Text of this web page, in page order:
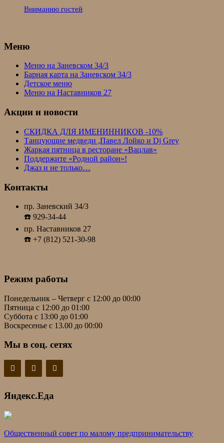
Вниманию гостей
Меню
Меню на Заневском 34/3
Барная карта на Заневском 34/3
Детское меню
Меню на Наставников 27
Акции и новости
СКИДКА ДЛЯ ИМЕНИННИКОВ -10%
Танцующие медведи ,Павел Лойко и Dj Grey
Жаркая пятница в ресторане «Вацлав»
Поддержите «Родной район»!
Джаз и не только…
Контакты
пр. Заневский 34/3
☎️ 929-34-44
пр. Наставников 27
☎️ +7 (812) 521-30-98
Режим работы
Понедельник – Четверг с 12:00 до 00:00
Пятница с 12:00 до 01:00
Суббота с 13:00 до 01:00
Воскресенье с 13.00 до 00:00
Мы в соц. сетях
Яндекс.Еда
Общественный совет по малому предпринимательству